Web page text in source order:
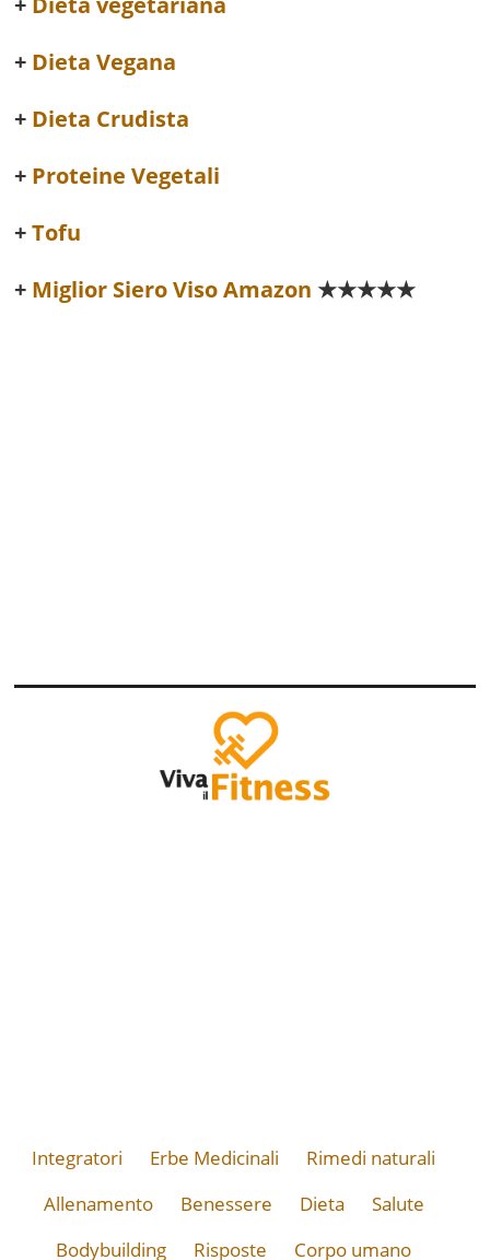
Dieta Vegana
Dieta Crudista
Proteine Vegetali
Tofu
Miglior Siero Viso Amazon ★★★★★
Integratori Erbe Medicinali
Rimedi naturali
Allenamento
Benessere Dieta
Salute
Bodybuilding
Risposte Corpo umano